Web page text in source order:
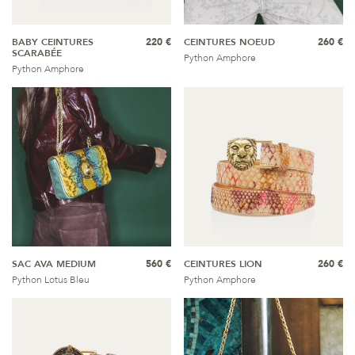
BABY CEINTURES
SCARABÉE
Python Amphore
220 €
CEINTURES NOEUD
Python Amphore
260 €
SAC AVA MEDIUM
Python Lotus Bleu
560 €
CEINTURES LION
Python Amphore
260 €